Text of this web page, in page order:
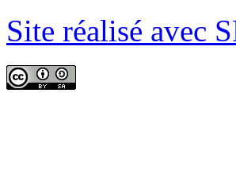
Site réalisé avec